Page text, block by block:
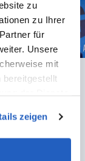
zu
zu Ihrer
für
Unsere
mit
bereitgestellt
zeigen